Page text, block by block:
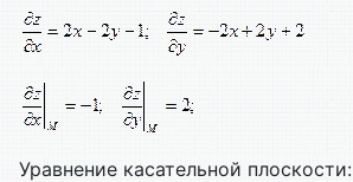
Уравнение касательной плоскости: